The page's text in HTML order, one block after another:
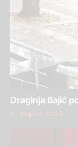
Draginja Bajić
4. avgust 2026.